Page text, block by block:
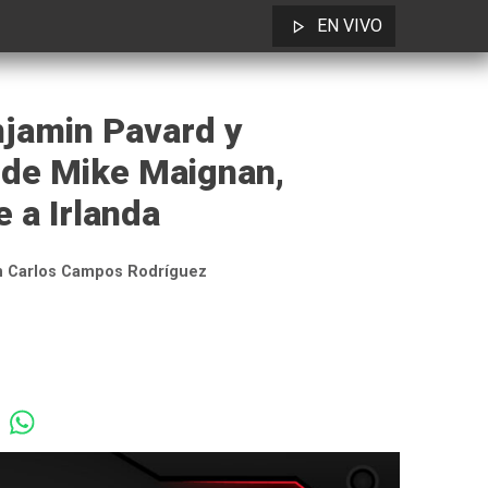
EN VIVO
Pavard y
Mike Maignan,
a Irlanda
Carlos Campos Rodríguez